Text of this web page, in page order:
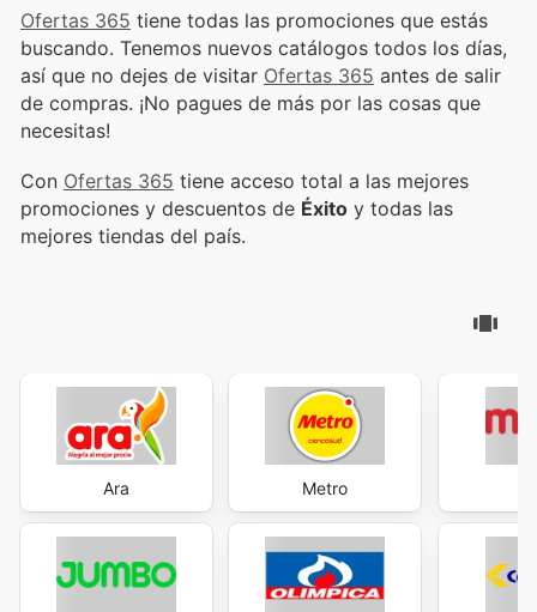
Ofertas 365 tiene todas las promociones que estás
buscando. Tenemos nuevos catálogos todos los días,
así que no dejes de visitar Ofertas 365 antes de salir
de compras. ¡No pagues de más por las cosas que
necesitas!
Con Ofertas 365 tiene acceso total a las mejores
promociones y descuentos de Éxito y todas las
mejores tiendas del país.
Ara Metro